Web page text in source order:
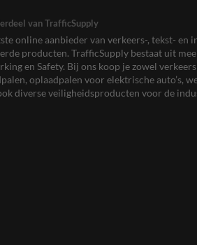
van TrafficSupply
online aanbieder van verkeers-, tekst- en
producten. TrafficSupply bestaat uit
en Safety. Bij ons koop je zowel
oplaadpalen voor elektrische auto’s,
diverse veiligheidsproducten voor de